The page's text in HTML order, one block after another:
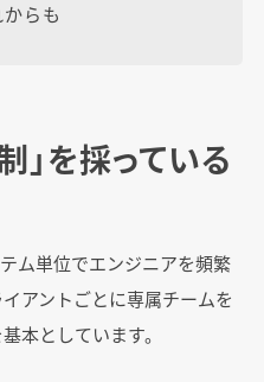
らも
」を採っている
ム単位でエンジニアを頻繁
アントごとに専属チームを
本としています。